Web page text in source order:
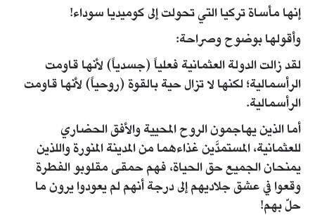
إنها مأساة تركيا التي تحولت إلى كوميديا سوداء!
وأقولها بوضوح وصراحة:
لقد زالت الدولة العثمانية فعلياً (جسدياً) لأنها قاومت
الرأسمالية؛ لكنها لا تزال حية بالقوة (روحياً) لأنها قاومت
الرأسمالية.
أما الذين يهاجمون الروح المحيية والأفق الحضاري
للعثمانية، المستمدَّين غذاءهما من المدينة المنورة واللذين
يمنحان الجميع حق الحياة، فهم حمقى مقلوبو الفطرة
وقعوا في عشق جلاديهم إلى درجة أنهم لم يعودوا يرون ما
حلّ بهم!